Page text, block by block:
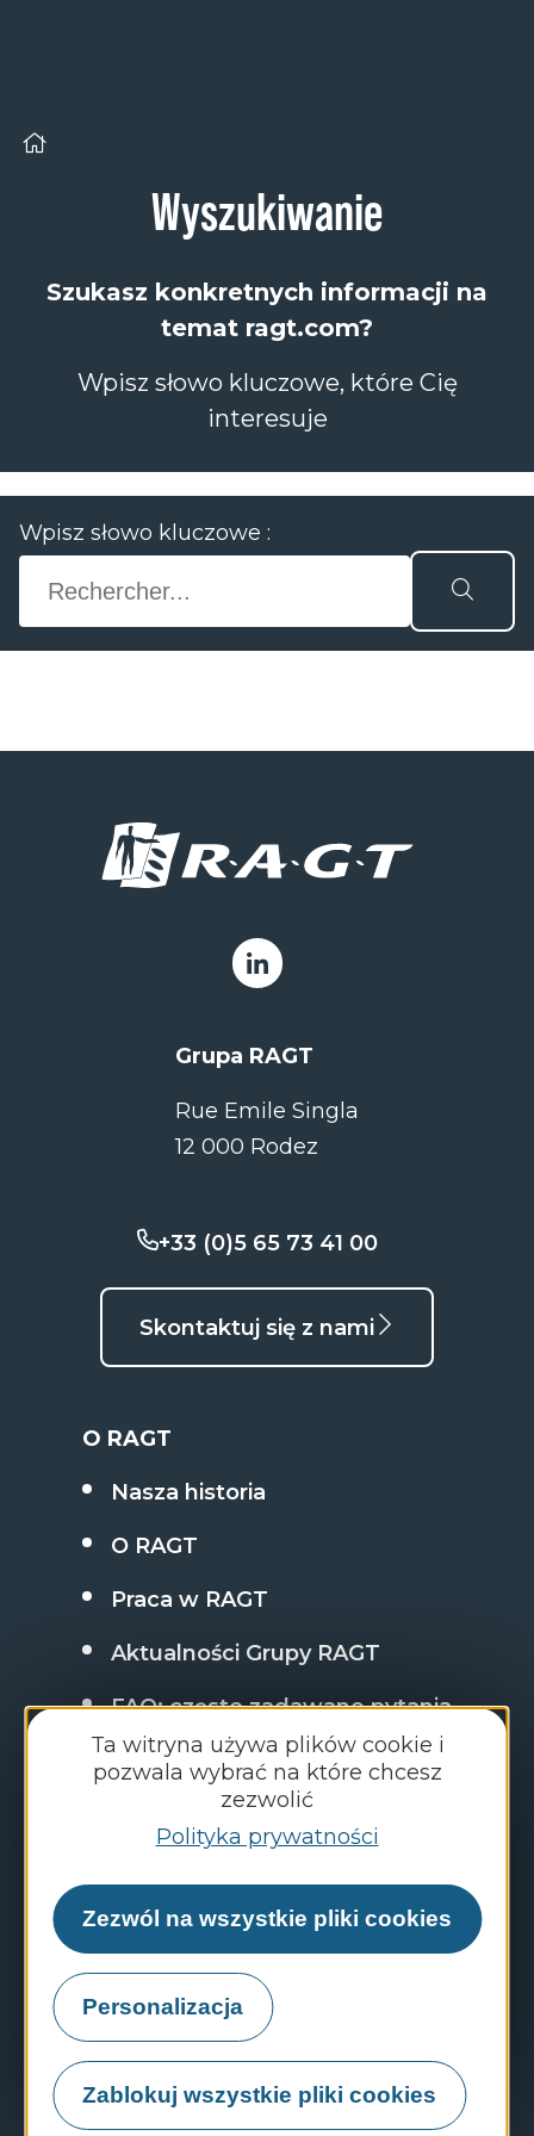
Ta witryna używa plików cookie i
pozwala wybrać na które chcesz
zezwolić
Polityka prywatności
Zezwól na wszystkie pliki cookies
Personalizacja
Zablokuj wszystkie pliki cookies
Wyszukiwanie
Szukasz konkretnych informacji na
temat ragt.com?
Wpisz słowo kluczowe, które Cię
interesuje
Wpisz słowo kluczowe :
Grupa RAGT
Rue Emile Singla
12 000 Rodez
+33 (0)5 65 73 41 00
Skontaktuj się z nami
O RAGT
Nasza historia
O RAGT
Praca w RAGT
Aktualności Grupy RAGT
FAQ: często zadawane pytania
Odkryj strony internetowe Grupy RAGT
RAGT Seeds
RAGT Central Plateau
RAGT Garden & Home